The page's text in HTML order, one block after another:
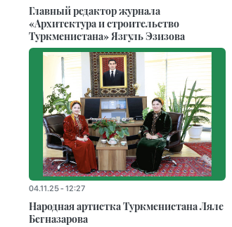
Главный редактор журнала
«Архитектура и строительство
Туркменистана» Язгуль Эзизова
04.11.25 - 12:27
Народная артистка Туркменистана Ляле
Бегназарова